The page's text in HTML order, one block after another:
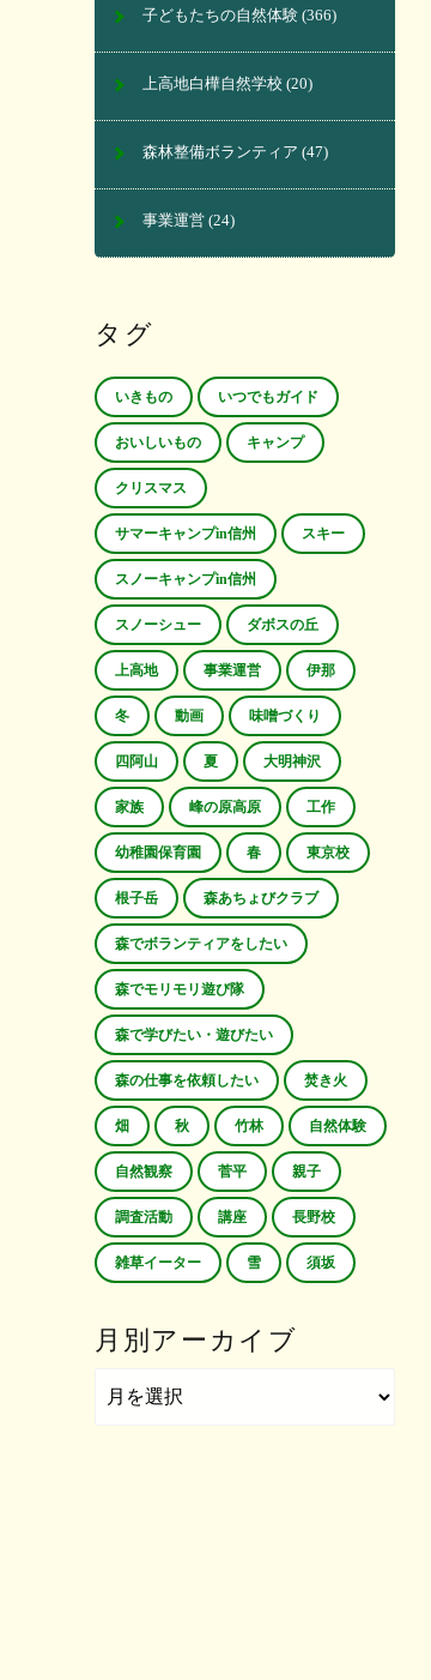
子どもたちの自然体験 (366)
上高地白樺自然学校 (20)
森林整備ボランティア (47)
事業運営 (24)
タグ
いきもの いつでもガイド
おいしいもの キャンプ
クリスマス
サマーキャンプin信州 スキー
スノーキャンプin信州
スノーシュー ダボスの丘
上高地 事業運営 伊那
冬 動画 味噌づくり
四阿山 夏 大明神沢
家族 峰の原高原 工作
幼稚園保育園 春 東京校
根子岳 森あちょびクラブ
森でボランティアをしたい
森でモリモリ遊び隊
森で学びたい・遊びたい
森の仕事を依頼したい 焚き火
畑 秋 竹林 自然体験
自然観察 菅平 親子
調査活動 講座 長野校
雑草イーター 雪 須坂
月別アーカイブ